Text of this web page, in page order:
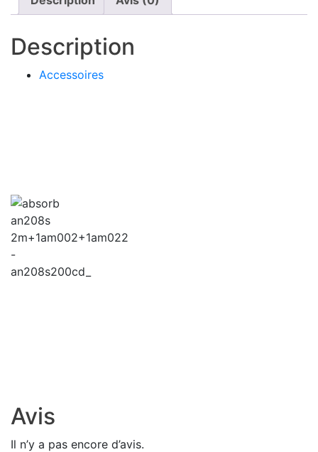
Description
Accessoires
Avis
Il n’y a pas encore d’avis.